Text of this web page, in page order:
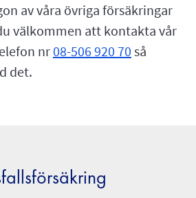
av våra övriga försäkringar
välkommen att kontakta vår
nr08-506 920 70 så
det.